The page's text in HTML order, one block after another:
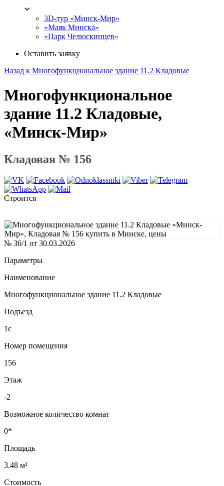
3D-тур «Минск-Мир»
«Маяк Минска»
«Парк Челюскинцев»
Оставить заявку
Назад к Многофункциональное здание 11.2 Кладовые
Многофункциональное
здание 11.2 Кладовые,
«Минск-Мир»
Кладовая № 156
Строится
№ 36/1 от 30.03.2026
Параметры
Наименование
Многофункциональное здание 11.2 Кладовые
Подъезд
1с
Номер помещения
156
Этаж
-2
Возможное количество комнат
0*
Площадь
3.48 м²
Стоимость